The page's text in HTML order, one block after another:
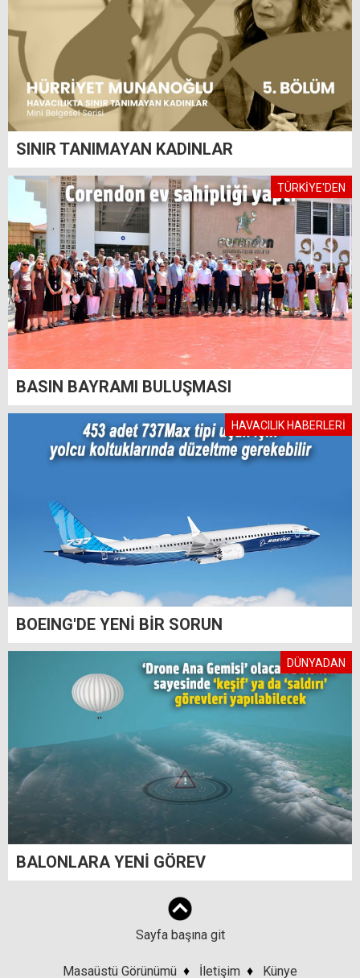
SINIR TANIMAYAN KADINLAR
TÜRKİYE'DEN
BASIN BAYRAMI BULUŞMASI
HAVACILIK HABERLERİ
BOEING'DE YENİ BİR SORUN
DÜNYADAN
BALONLARA YENİ GÖREV
Sayfa başına git
Masaüstü Görünümü ♦ İletişim ♦ Künye